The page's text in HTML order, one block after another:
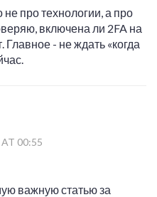
про технологии, а про
включена ли 2FA на
Главное - не ждать «когда
00:55
важную статью за